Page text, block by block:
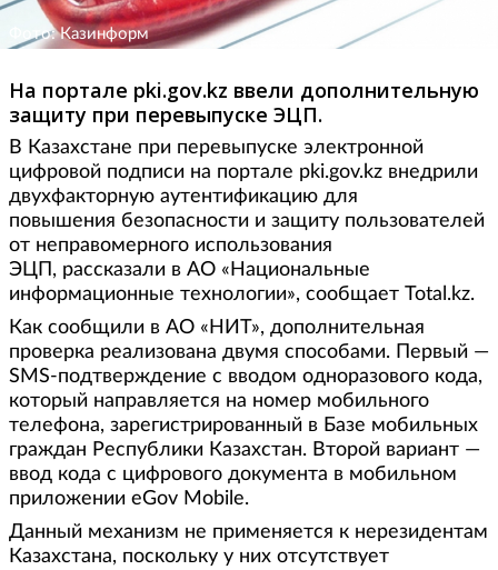
Фото: Казинформ
На портале pki.gov.kz ввели дополнительную
защиту при перевыпуске ЭЦП.
В Казахстане при перевыпуске электронной
цифровой подписи на портале pki.gov.kz внедрили
двухфакторную аутентификацию для
повышения безопасности и защиту пользователей
от неправомерного использования
ЭЦП, рассказали в АО «Национальные
информационные технологии», сообщает Total.kz.
Как сообщили в АО «НИТ», дополнительная
проверка реализована двумя способами. Первый —
SMS-подтверждение с вводом одноразового кода,
который направляется на номер мобильного
телефона, зарегистрированный в Базе мобильных
граждан Республики Казахстан. Второй вариант —
ввод кода с цифрового документа в мобильном
приложении eGov Mobile.
Данный механизм не применяется к нерезидентам
Казахстана, поскольку у них отсутствует